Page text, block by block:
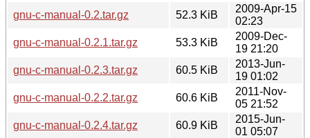
gnu-c-manual-0.2.tar.gz
52.3 KiB
2009-Apr-15
02:23
gnu-c-manual-0.2.1.tar.gz
53.3 KiB
2009-Dec-
19 21:20
gnu-c-manual-0.2.3.tar.gz
60.5 KiB
2013-Jun-
19 01:02
gnu-c-manual-0.2.2.tar.gz
60.6 KiB
2011-Nov-
05 21:52
gnu-c-manual-0.2.4.tar.gz
60.9 KiB
2015-Jun-
01 05:07